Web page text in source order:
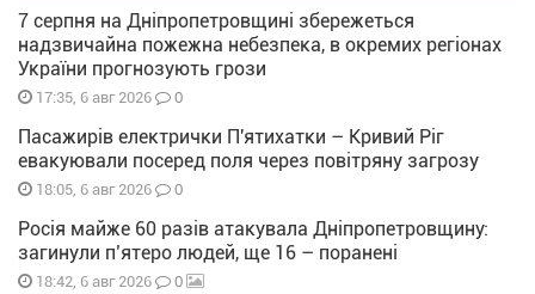
7 серпня на Дніпропетровщині збережеться
надзвичайна пожежна небезпека, в окремих регіонах
України прогнозують грози
17:35, 6 авг 2026 0
Пасажирів електрички П'ятихатки – Кривий Ріг
евакуювали посеред поля через повітряну загрозу
18:05, 6 авг 2026 0
Росія майже 60 разів атакувала Дніпропетровщину:
загинули п’ятеро людей, ще 16 – поранені
18:42, 6 авг 2026 0